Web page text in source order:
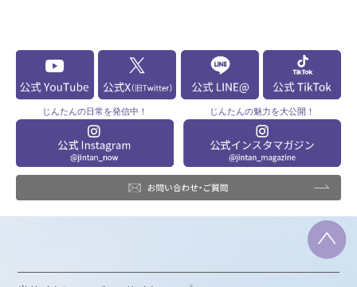
じんたんの日常を発信中！ じんたんの魅力を大公開！